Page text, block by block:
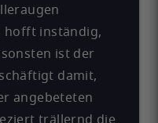
hofft inständig,
ist der
damit,
angebeteten